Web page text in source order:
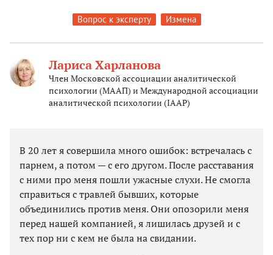
Вопрос к эксперту Измена
Лариса Харланова
Член Московской ассоциации аналитической
психологии (МААП) и Международной ассоциации
аналитической психологии (IAAP)
В 20 лет я совершила много ошибок: встречалась с
парнем, а потом — с его другом. После расставания
с ними про меня пошли ужасные слухи. Не смогла
справиться с травлей бывших, которые
объединились против меня. Они опозорили меня
перед нашей компанией, я лишилась друзей и с
тех пор ни с кем не была на свидании.